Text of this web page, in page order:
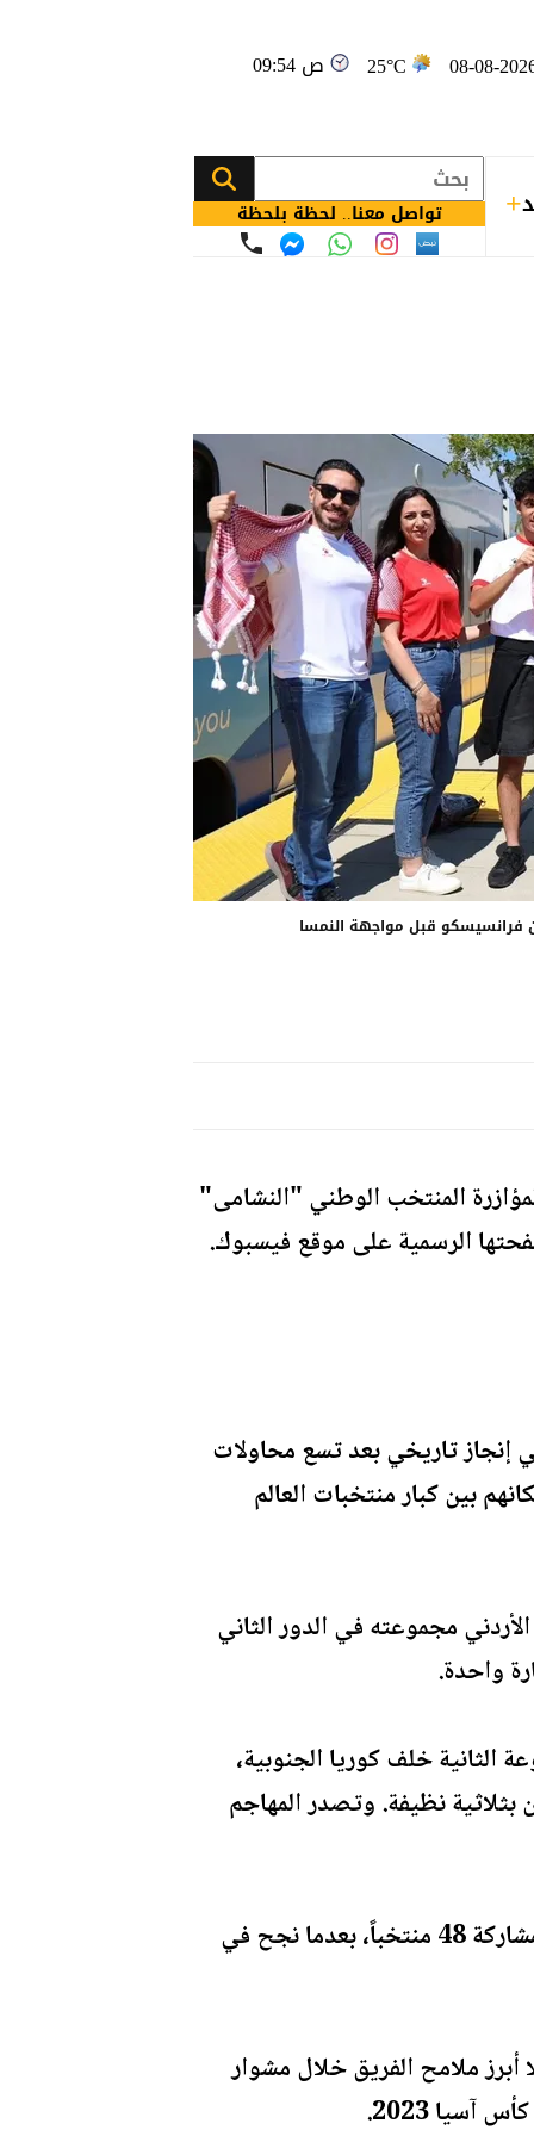
25°C 09:54 ص
تواصل معنا.. لحظة بلحظة
فرانسيسكو قبل مواجهة النمسا
المنتخب الوطني "النشامى"
صفحتها الرسمية على موقع فيسبوك.
الوطني "النشامى" اليوم أول ظهور له في نهائيات كأس العالم 2026، في إنجاز تاريخي بعد تسع محاولات
في حجز مكانهم بين كبار منتخبات العالم
إذ تصدر المنتخب الأردني مجموعته في الدور الثاني
الثانية خلف كوريا الجنوبية،
بثلاثية نظيفة. وتصدر المهاجم
وأصبح الأردن أحد ممثلي القارة الآسيوية في النسخة الأولى من كأس العالم التي تُقام بمشاركة 48 منتخباً، بعدما نجح في
ملامح الفريق خلال مشوار
2023.